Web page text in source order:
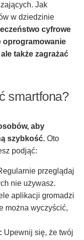
Jak
w dziedzinie
cyfrowe
oprogramowanie
także zagrażać
smartfona?
aby
szybkość. Oto
podjąć:
przeglądaj
nie używasz.
aplikacji gromadzi
można wyczyścić,
Upewnij się, że twój